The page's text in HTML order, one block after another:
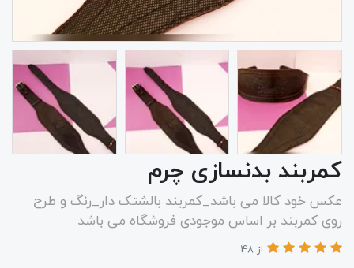
کمربند بدنسازی چرم
عکس خود کالا می باشد_کمربند بالشتک دار_رنگ و طرح
روی کمربند بر اساس موجودی فروشگاه می باشد
از 48